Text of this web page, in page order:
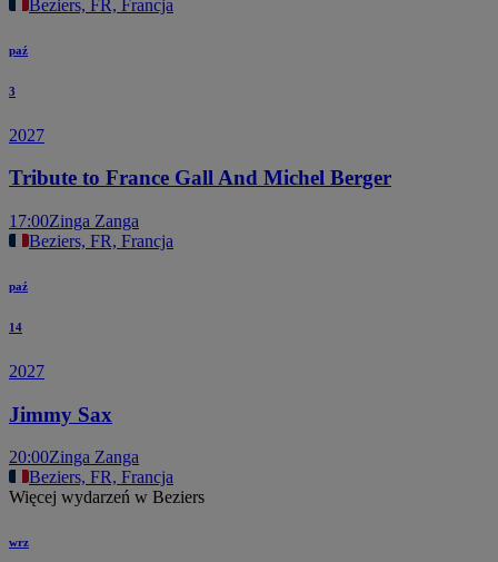
Beziers, FR, Francja
paź
3
2027
Tribute to France Gall And Michel Berger
17:00Zinga Zanga
Beziers, FR, Francja
paź
14
2027
Jimmy Sax
20:00Zinga Zanga
Beziers, FR, Francja
Więcej wydarzeń w Beziers
wrz